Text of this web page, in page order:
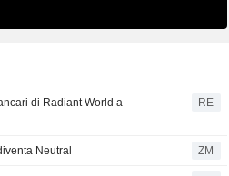
di Radiant World a
RE
Neutral ZM